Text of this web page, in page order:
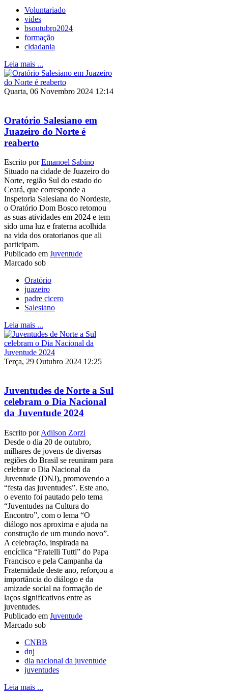
Voluntariado
vides
bsoutubro2024
formação
cidadania
Leia mais ...
Quarta, 06 Novembro 2024 12:14
Oratório Salesiano em
Juazeiro do Norte é
reaberto
Escrito porEmanoel Sabino
Situado na cidade de Juazeiro do
Norte, região Sul do estado do
Ceará, que corresponde a
Inspetoria Salesiana do Nordeste,
o Oratório Dom Bosco retomou
as suas atividades em 2024 e tem
sido uma luz e fraterna acolhida
na vida dos oratorianos que ali
participam.
Publicado em Juventude
Marcado sob
Oratório
juazeiro
padre cicero
Salesiano
Leia mais ...
Terça, 29 Outubro 2024 12:25
Juventudes de Norte a Sul
celebram o Dia Nacional
da Juventude 2024
Escrito porAdilson Zorzi
Desde o dia 20 de outubro,
milhares de jovens de diversas
regiões do Brasil se reuniram para
celebrar o Dia Nacional da
Juventude (DNJ), promovendo a
“festa das juventudes”. Este ano,
o evento foi pautado pelo tema
“Juventudes na Cultura do
Encontro”, com o lema “O
diálogo nos aproxima e ajuda na
construção de um mundo novo”.
A celebração, inspirada na
encíclica “Fratelli Tutti” do Papa
Francisco e pela Campanha da
Fraternidade deste ano, reforçou a
importância do diálogo e da
amizade social na formação de
laços significativos entre as
juventudes.
Publicado em Juventude
Marcado sob
CNBB
dnj
dia nacional da juventude
juventudes
Leia mais ...